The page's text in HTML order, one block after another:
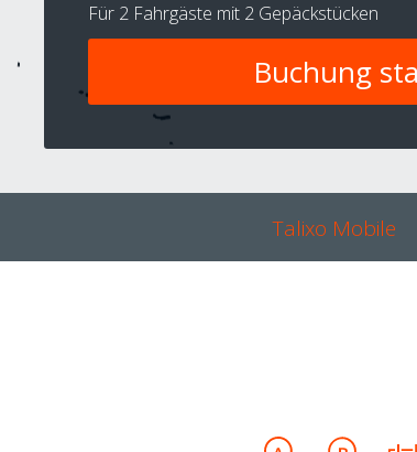
Für 2 Fahrgäste mit 2 Gepäckstücken
Talixo Mobile